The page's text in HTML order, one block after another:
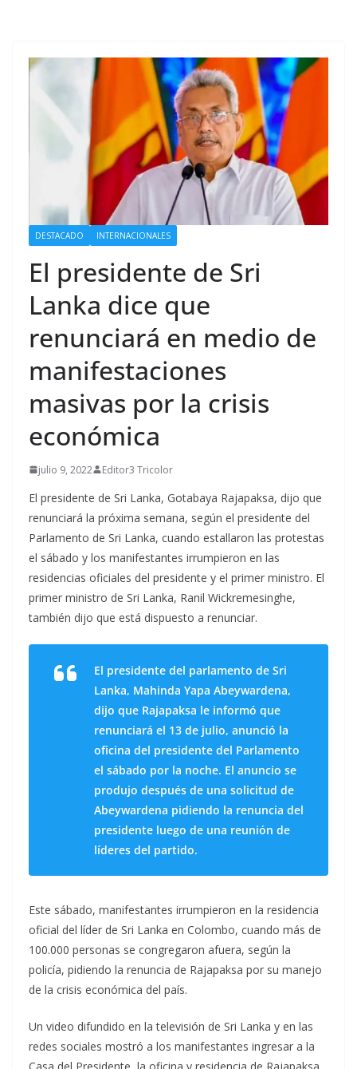
DESTACADO INTERNACIONALES
El presidente de Sri
Lanka dice que
renunciará en medio de
manifestaciones
masivas por la crisis
económica
julio 9, 2022 Editor3 Tricolor
El presidente de Sri Lanka, Gotabaya Rajapaksa, dijo que
renunciará la próxima semana, según el presidente del
Parlamento de Sri Lanka, cuando estallaron las protestas
el sábado y los manifestantes irrumpieron en las
residencias oficiales del presidente y el primer ministro. El
primer ministro de Sri Lanka, Ranil Wickremesinghe,
también dijo que está dispuesto a renunciar.
El presidente del parlamento de Sri
Lanka, Mahinda Yapa Abeywardena,
dijo que Rajapaksa le informó que
renunciará el 13 de julio, anunció la
oficina del presidente del Parlamento
el sábado por la noche. El anuncio se
produjo después de una solicitud de
Abeywardena pidiendo la renuncia del
presidente luego de una reunión de
líderes del partido.
Este sábado, manifestantes irrumpieron en la residencia
oficial del líder de Sri Lanka en Colombo, cuando más de
100.000 personas se congregaron afuera, según la
policía, pidiendo la renuncia de Rajapaksa por su manejo
de la crisis económica del país.
Un video difundido en la televisión de Sri Lanka y en las
redes sociales mostró a los manifestantes ingresar a la
Casa del Presidente, la oficina y residencia de Rajapaksa